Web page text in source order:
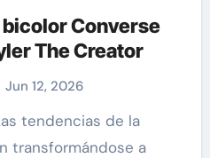
Converse
The Creator
Jun 12, 2026
transformándose a